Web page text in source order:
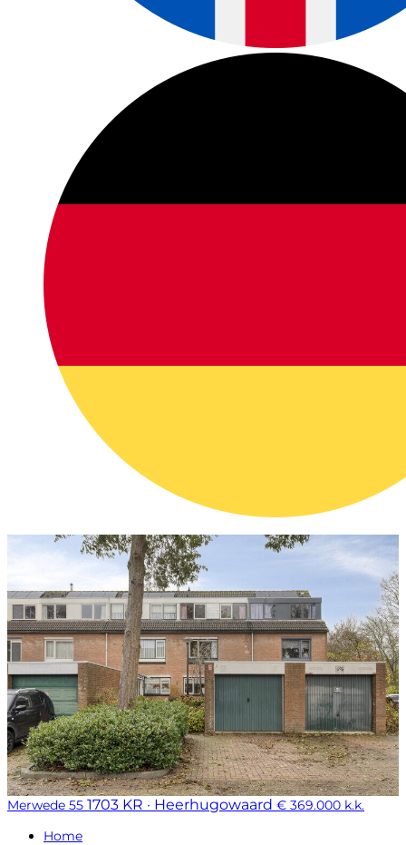
Merwede 55 1703 KR · Heerhugowaard € 369.000 k.k.
Home